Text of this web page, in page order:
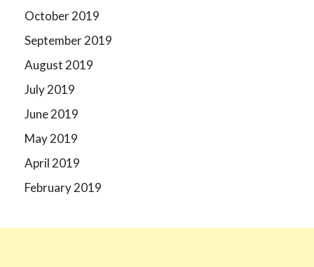
October 2019
September 2019
August 2019
July 2019
June 2019
May 2019
April 2019
February 2019